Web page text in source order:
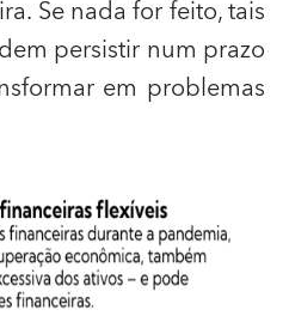
Se nada for feito, tais
persistir num prazo
em problemas